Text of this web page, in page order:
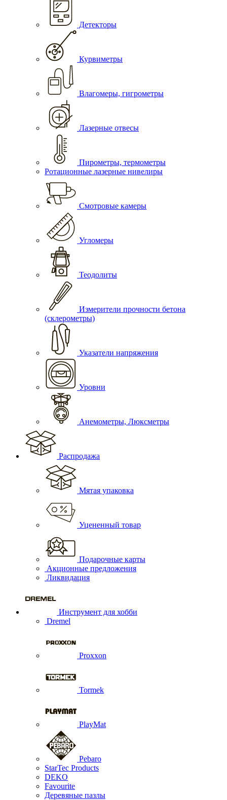
Детекторы
Курвиметры
Влагомеры, гигрометры
Лазерные отвесы
Пирометры, термометры
Ротационные лазерные нивелиры
Смотровые камеры
Угломеры
Теодолиты
Измерители прочности бетона
(склерометры)
Указатели напряжения
Уровни
Анемометры, Люксметры
Распродажа
Мятая упаковка
Уцененный товар
Подарочные карты
Акционные предложения
Ликвидация
Инструмент для хобби
Dremel
Proxxon
Tormek
PlayMat
Pebaro
StarTec Products
DEKO
Favourite
Деревяные пазлы